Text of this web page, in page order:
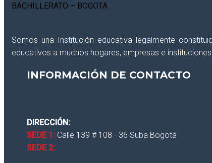
Somos una Institución educativa legalmente
educativos a muchos hogares, empresas e
INFORMACIÓN DE CONTACTO
DIRECCIÓN:
SEDE 1: Calle 139 # 108 - 36 Suba Bogotá
SEDE 2:
CLOSE